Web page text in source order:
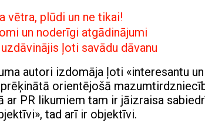
vētra, plūdi un ne tikai!
un noderīgi atgādinājumi
ļoti savādu dāvanu
autori izdomāja ļoti «interesantu un
orientējošā
ar PR likumiem tam ir jāizraisa
tad arī ir objektīvi.